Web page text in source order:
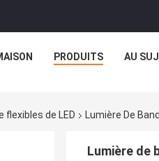
PRODUITS AU
flexibles de LED Lumière De
Lumière de